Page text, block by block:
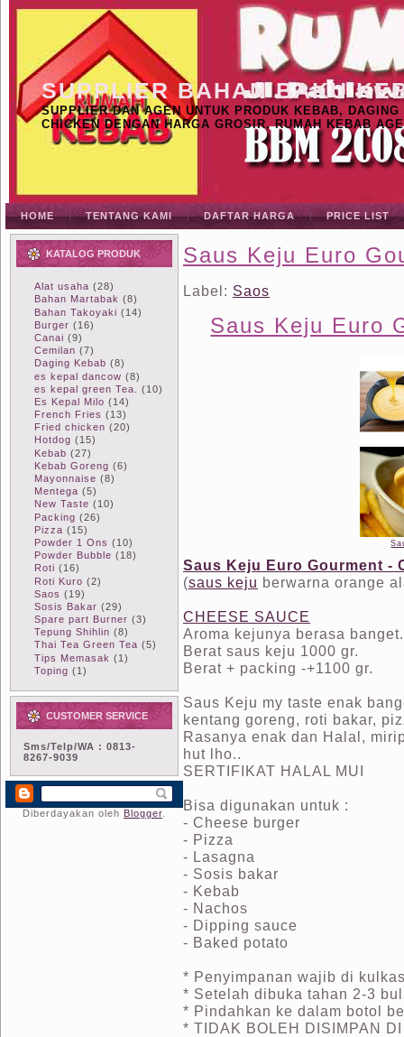
SUPPLIER BAHAN BAKU
SUPPLIER DAN AGEN UNTUK PRODUK KEBAB,
CHICKEN DENGAN HARGA GROSIR, RUMAH KEBAB
HOME TENTANG KAMI DAFTAR HARGA PRICE LIST
KATALOG PRODUK
Alat usaha (28)
Bahan Martabak (8)
Bahan Takoyaki (14)
Burger (16)
Canai (9)
Cemilan (7)
Daging Kebab (8)
es kepal dancow (8)
es kepal green Tea.
(10)
Es Kepal Milo (14)
French Fries (13)
Fried chicken (20)
Hotdog (15)
Kebab (27)
Kebab Goreng (6)
Mayonnaise (8)
Mentega (5)
New Taste (10)
Packing (26)
Pizza (15)
Powder 1 Ons (10)
Powder Bubble (18)
Roti (16)
Roti Kuro (2)
Saos (19)
Sosis Bakar (29)
Spare part Burner (3)
Tepung Shihlin (8)
Thai Tea Green Tea (5)
Tips Memasak (1)
Toping (1)
CUSTOMER SERVICE
Sms/Telp/WA : 0813-
8267-9039
Diberdayakan oleh Blogger
Saus Keju Euro
Label: Saos
Saus Keju Euro
Saus Keju Euro Gourment -
(saus keju berwarna orange
CHEESE SAUCE
Aroma kejunya berasa
Berat saus keju 1000 gr.
Berat + packing -+1100 gr.
Saus Keju my taste enak
kentang goreng, roti bakar,
Rasanya enak dan Halal,
hut lho..
SERTIFIKAT HALAL MUI
Bisa digunakan untuk :
- Cheese burger
- Pizza
- Lasagna
- Sosis bakar
- Kebab
- Nachos
- Dipping sauce
- Baked potato
* Penyimpanan wajib di
* Setelah dibuka tahan 2-3
* Pindahkan ke dalam botol
* TIDAK BOLEH DISIMPAN